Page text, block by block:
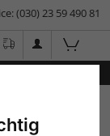
(030) 23 59 490 81
cm (A0)